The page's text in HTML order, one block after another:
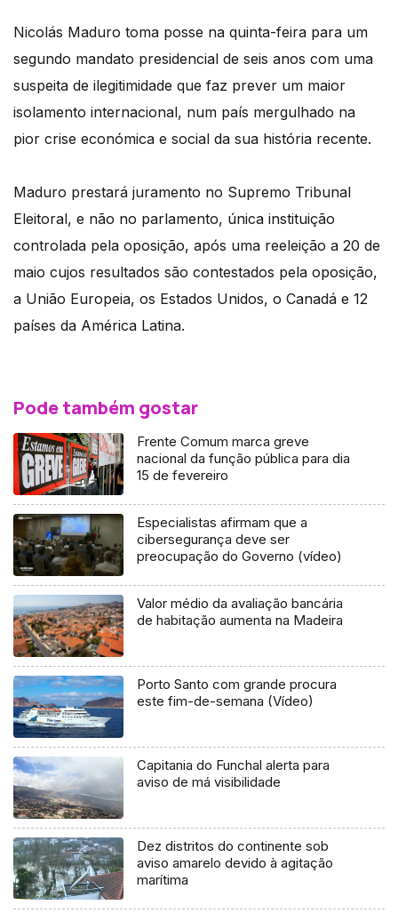
Nicolás Maduro toma posse na quinta-feira para um
segundo mandato presidencial de seis anos com uma
suspeita de ilegitimidade que faz prever um maior
isolamento internacional, num país mergulhado na
pior crise económica e social da sua história recente.
Maduro prestará juramento no Supremo Tribunal
Eleitoral, e não no parlamento, única instituição
controlada pela oposição, após uma reeleição a 20 de
maio cujos resultados são contestados pela oposição,
a União Europeia, os Estados Unidos, o Canadá e 12
países da América Latina.
Pode também gostar
Frente Comum marca greve
nacional da função pública para dia
15 de fevereiro
Especialistas afirmam que a
cibersegurança deve ser
preocupação do Governo (vídeo)
Valor médio da avaliação bancária
de habitação aumenta na Madeira
Porto Santo com grande procura
este fim-de-semana (Vídeo)
Capitania do Funchal alerta para
aviso de má visibilidade
Dez distritos do continente sob
aviso amarelo devido à agitação
marítima